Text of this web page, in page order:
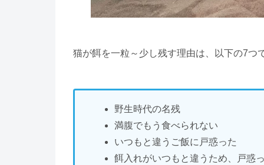
猫が餌を一粒～少し残す理由は、以下の7つ
野生時代の名残
満腹でもう食べられない
いつもと違うご飯に戸惑った
餌入れがいつもと違うため、戸惑